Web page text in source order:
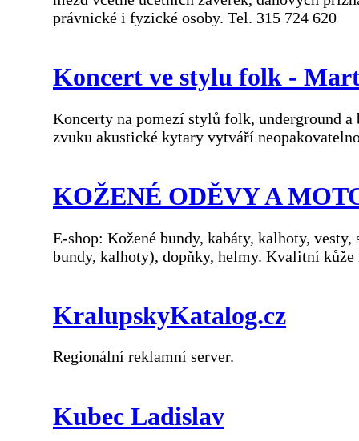
právnické i fyzické osoby. Tel. 315 724 620
Koncert ve stylu folk -
Koncerty na pomezí stylů folk, underground
zvuku akustické kytary vytváří
KOŽENÉ ODĚVY A
E-shop: Kožené bundy, kabáty, kalhoty,
bundy, kalhoty), dopňky, helmy. Kvalitní
KralupskyKatalog.cz
Regionální reklamní server.
Kubec Ladislav